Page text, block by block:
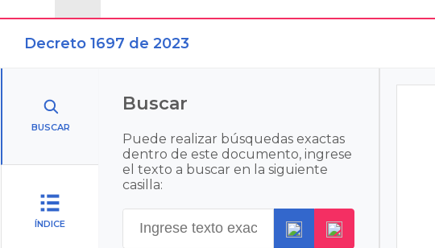
Decreto 1697 de 2023
BUSCAR
ÍNDICE
Buscar
Puede realizar búsquedas exactas
dentro de este documento, ingrese
el texto a buscar en la siguiente
casilla: